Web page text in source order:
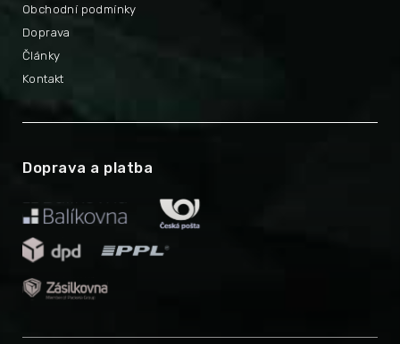
Obchodní podmínky
Doprava
Články
Kontakt
Doprava a platba